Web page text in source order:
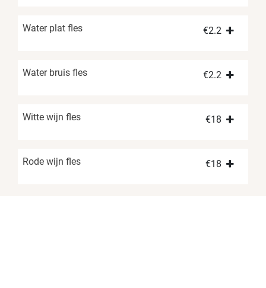
Water plat fles €2.2
Water bruis fles €2.2
Witte wijn fles €18
Rode wijn fles €18